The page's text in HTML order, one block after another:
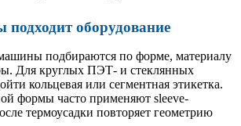
подходит оборудование
подбираются по форме, материалу
Для круглых ПЭТ- и стеклянных
кольцевая или сегментная этикетка.
формы часто применяют sleeve-
термоусадки повторяет геометрию